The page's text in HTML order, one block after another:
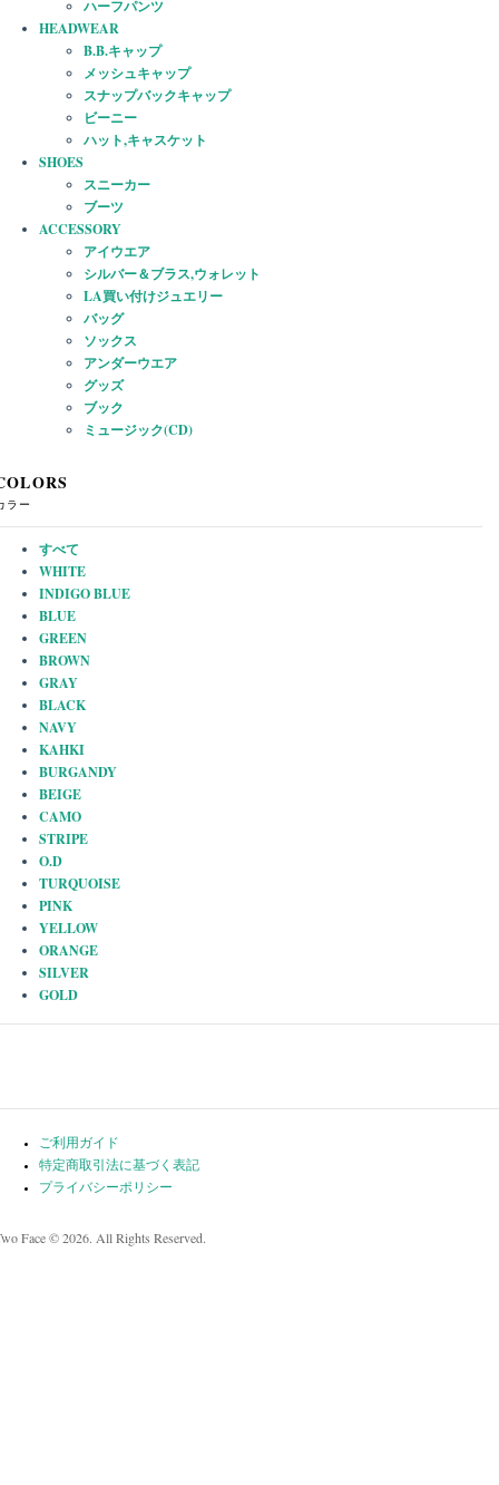
ハーフパンツ
HEADWEAR
B.B.キャップ
メッシュキャップ
スナップバックキャップ
ビーニー
ハット,キャスケット
SHOES
スニーカー
ブーツ
ACCESSORY
アイウエア
シルバー＆ブラス,ウォレット
LA買い付けジュエリー
バッグ
ソックス
アンダーウエア
グッズ
ブック
ミュージック(CD)
ラー
すべて
WHITE
INDIGO BLUE
BLUE
GREEN
BROWN
GRAY
BLACK
NAVY
KAHKI
BURGANDY
BEIGE
CAMO
STRIPE
O.D
TURQUOISE
PINK
YELLOW
ORANGE
SILVER
GOLD
ご利用ガイド
特定商取引法に基づく表記
プライバシーポリシー
Face © 2026. All Rights Reserved.